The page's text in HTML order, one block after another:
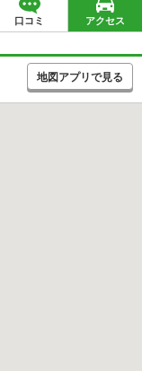
口コミ アクセス
地図アプリで見る